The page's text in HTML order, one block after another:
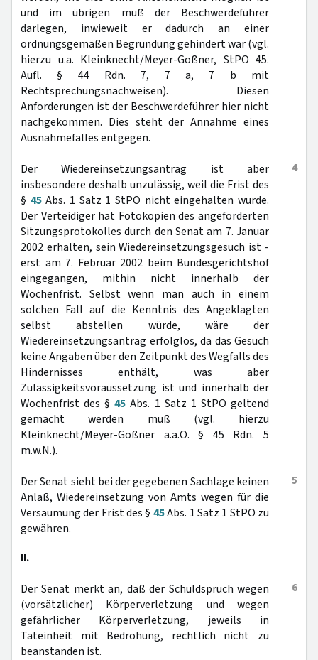
und im übrigen muß der Beschwerdeführer
darlegen, inwieweit er dadurch an einer
ordnungsgemäßen Begründung gehindert war (vgl.
hierzu u.a. Kleinknecht/Meyer-Goßner, StPO 45.
Aufl. § 44 Rdn. 7, 7 a, 7 b mit
Rechtsprechungsnachweisen). Diesen
Anforderungen ist der Beschwerdeführer hier nicht
nachgekommen. Dies steht der Annahme eines
Ausnahmefalles entgegen.
4
Der Wiedereinsetzungsantrag ist aber
insbesondere deshalb unzulässig, weil die Frist des
§ 45Abs. 1 Satz 1 StPO nicht eingehalten wurde.
Der Verteidiger hat Fotokopien des angeforderten
Sitzungsprotokolles durch den Senat am 7. Januar
2002 erhalten, sein Wiedereinsetzungsgesuch ist -
erst am 7. Februar 2002 beim Bundesgerichtshof
eingegangen, mithin nicht innerhalb der
Wochenfrist. Selbst wenn man auch in einem
solchen Fall auf die Kenntnis des Angeklagten
selbst abstellen würde, wäre der
Wiedereinsetzungsantrag erfolglos, da das Gesuch
keine Angaben über den Zeitpunkt des Wegfalls des
Hindernisses enthält, was aber
Zulässigkeitsvoraussetzung ist und innerhalb der
Wochenfrist des §45 Abs. 1 Satz 1 StPO geltend
gemacht werden muß (vgl. hierzu
Kleinknecht/Meyer-Goßner a.a.O. § 45 Rdn. 5
m.w.N.).
5
Der Senat sieht bei der gegebenen Sachlage keinen
Anlaß, Wiedereinsetzung von Amts wegen für die
Versäumung der Frist des § 45Abs. 1 Satz 1 StPO zu
gewähren.
II.
6
Der Senat merkt an, daß der Schuldspruch wegen
(vorsätzlicher) Körperverletzung und wegen
gefährlicher Körperverletzung, jeweils in
Tateinheit mit Bedrohung, rechtlich nicht zu
beanstanden ist.